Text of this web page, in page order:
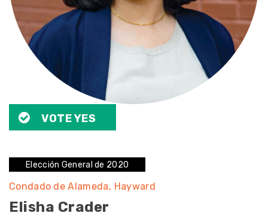
VOTE YES
Elección General de 2020
Condado de Alameda Hayward
Elisha Crader